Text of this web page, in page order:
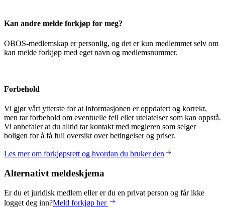
Kan andre melde forkjøp for meg?
OBOS-medlemskap er personlig, og det er kun medlemmet selv om
kan melde forkjøp med eget navn og medlemsnummer.
Forbehold
Vi gjør vårt ytterste for at informasjonen er oppdatert og korrekt,
men tar forbehold om eventuelle feil eller utelatelser som kan oppstå.
Vi anbefaler at du alltid tar kontakt med megleren som selger
boligen for å få full oversikt over betingelser og priser.
Les mer om forkjøpsrett og hvordan du bruker den
Alternativt meldeskjema
Er du et juridisk medlem eller er du en privat person og får ikke
logget deg inn?Meld forkjøp her